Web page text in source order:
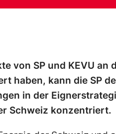
von SP und KEVU an
haben, kann die SP
in der
Schweiz konzentriert.